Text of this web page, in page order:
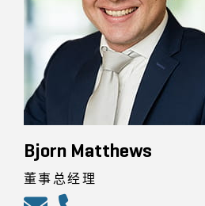
Bjorn Matthews
董事总经理